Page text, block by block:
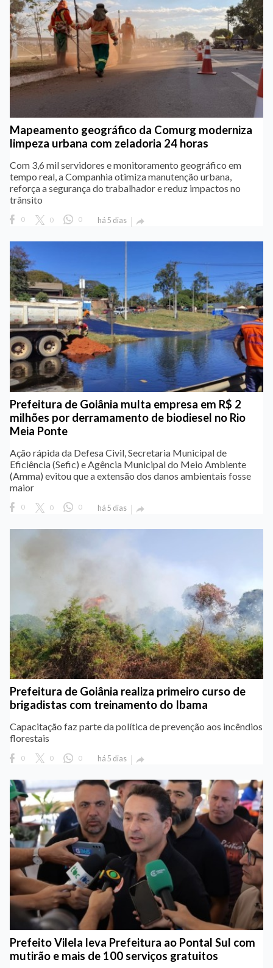
Mapeamento geográfico da Comurg moderniza
limpeza urbana com zeladoria 24 horas
Com 3,6 mil servidores e monitoramento geográfico em
tempo real, a Companhia otimiza manutenção urbana,
reforça a segurança do trabalhador e reduz impactos no
trânsito
0 0 0 há 5 dias 
Prefeitura de Goiânia multa empresa em R$ 2
milhões por derramamento de biodiesel no Rio
Meia Ponte
Ação rápida da Defesa Civil, Secretaria Municipal de
Eficiência (Sefic) e Agência Municipal do Meio Ambiente
(Amma) evitou que a extensão dos danos ambientais fosse
maior
0 0 0 há 5 dias 
Prefeitura de Goiânia realiza primeiro curso de
brigadistas com treinamento do Ibama
Capacitação faz parte da política de prevenção aos incêndios
florestais
0 0 0 há 5 dias 
Prefeito Vilela leva Prefeitura ao Pontal Sul com
mutirão e mais de 100 serviços gratuitos